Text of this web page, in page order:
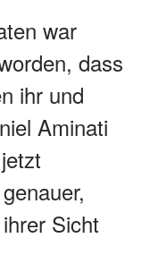
war
dass
ihr und
Aminati
Sicht